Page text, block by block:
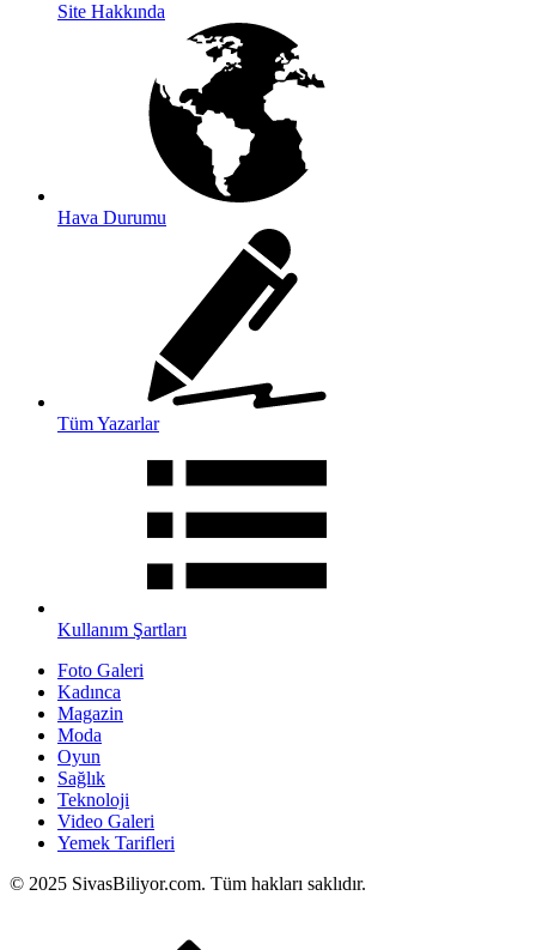
Site Hakkında
Hava Durumu
Tüm Yazarlar
Kullanım Şartları
Foto Galeri
Kadınca
Magazin
Moda
Oyun
Sağlık
Teknoloji
Video Galeri
Yemek Tarifleri
© 2025 SivasBiliyor.com. Tüm hakları saklıdır.